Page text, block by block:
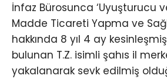
İnfaz Bürosunca ‘Uyuşturucu
Madde Ticareti Yapma ve
hakkında 8 yıl 4 ay
bulunan T.Z. isimli şahıs il
yakalanarak sevk edilmiş